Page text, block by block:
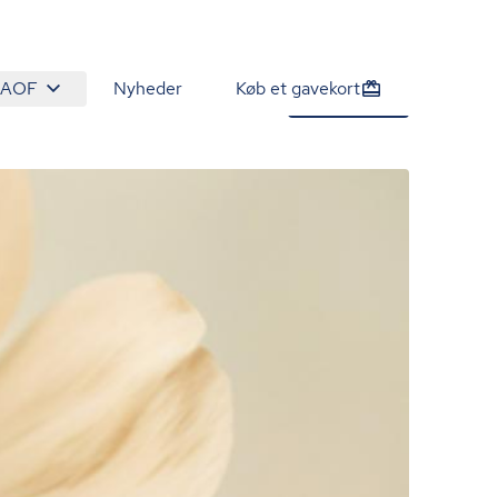
Nyheder Køb et gavekort
800 kr. /person Tilmeld nu